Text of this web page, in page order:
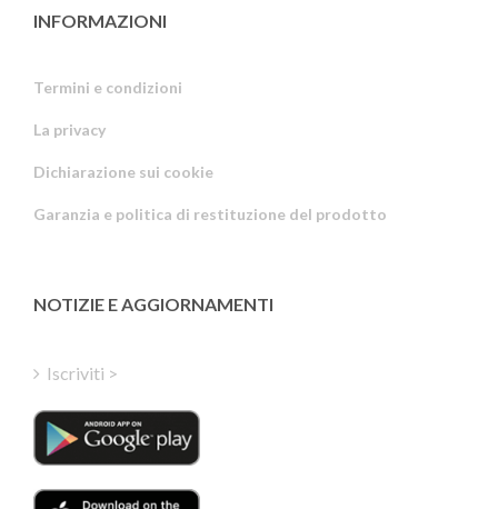
INFORMAZIONI
Termini e condizioni
La privacy
Dichiarazione sui cookie
Garanzia e politica di restituzione del prodotto
NOTIZIE E AGGIORNAMENTI
Iscriviti >
Estonian